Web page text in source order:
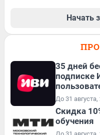
Начать
35 дней
подписке
До 31 августа,
Скидка
обучения